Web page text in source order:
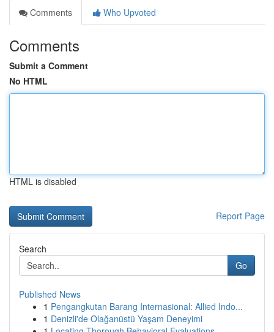
Comments
Who Upvoted
Comments
Submit a Comment
No HTML
HTML is disabled
Report Page
Search
Go
Published News
1 Pengangkutan Barang Internasional: Allied Indo...
1 Denizli'de Olağanüstü Yaşam Deneyimi